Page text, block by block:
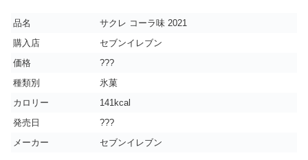
品名
サクレ コーラ味 2021
購入店
セブンイレブン
価格
???
種類別
氷菓
カロリー
141kcal
発売日
???
メーカー
セブンイレブン